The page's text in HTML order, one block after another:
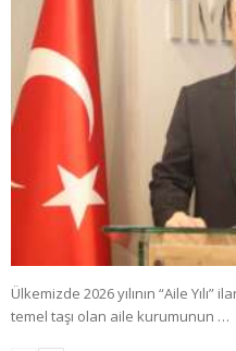
Ülkemizde 2026 yılının “Aile Yılı”
temel taşı olan aile kurumunun …